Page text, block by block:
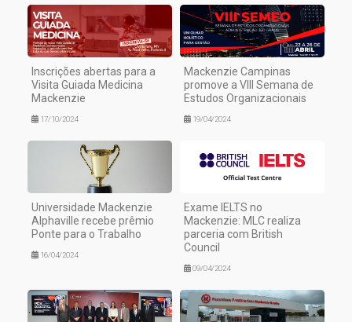
Inscrições abertas para a
Visita Guiada Medicina
Mackenzie
17/10/2024
Mackenzie Campinas
promove a VIII Semana de
Estudos Organizacionais
19/04/2024
Universidade Mackenzie
Alphaville recebe prêmio
Ponte para o Trabalho
16/04/2024
Exame IELTS no
Mackenzie: MLC realiza
parceria com British
Council
09/04/2024